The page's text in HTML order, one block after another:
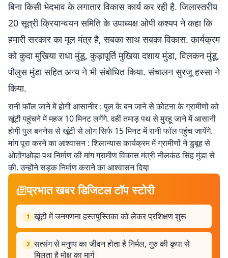
बिना किसी भेदभाव के लगातार विकास कार्य कर रही है. जिलास्तरीय
20 सूत्री क्रियान्वयन समिति के उपाध्यक्ष ओपी कश्यप ने कहा कि
हमारी सरकार का मूल मंत्र है, सबका साथ सबका विकास. कार्यक्रम
को कुदा मुखिया राधा मुंडू, कुड़ापूर्ति मुखिया दशाय मुंडा, विलकन मुंडू,
पौलुस मुंडा सहित अन्य ने भी संबोधित किया. संचालन सुरजू हस्सा ने
किया.
रानी फॉल जाने में होगी आसानीर : पुल के बन जाने से कोटना के ग्रामीणों को
खूंटी पहुंचने में महज 10 मिनट लगेंगे. वहीं तमाड़ पथ से मुरहू जाने में आसानी
होगी़ पुल बननेस से खूंटी से लोग सिर्फ 15 मिनट में रानी फाॅल पहुंच जायेंगे.
मांग पूरा करने का आश्वासन : शिलान्यास कार्यक्रम में ग्रामीणों ने डुबूह से
ओतोंगओड़ा पथ निर्माण की मांग ग्रामीण विकास मंत्री नीलकंठ सिंह मुंडा से
की. उन्होंने सड़क निर्माण कराने का आश्वासन दिया़
प्रभात खबर डिजिटल टॉप स्टोरी
1 खूंटी में जनगणना हस्तपुस्तिका को लेकर प्रशिक्षण शुरू
2 सत्संग से मनुष्य का जीवन होता है निर्मल, गुरु की कृपा से
मिलता है मोक्ष का मार्ग